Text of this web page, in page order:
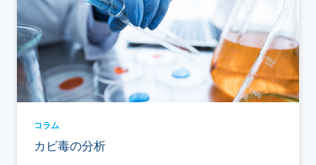
コラム
カビ毒の分析